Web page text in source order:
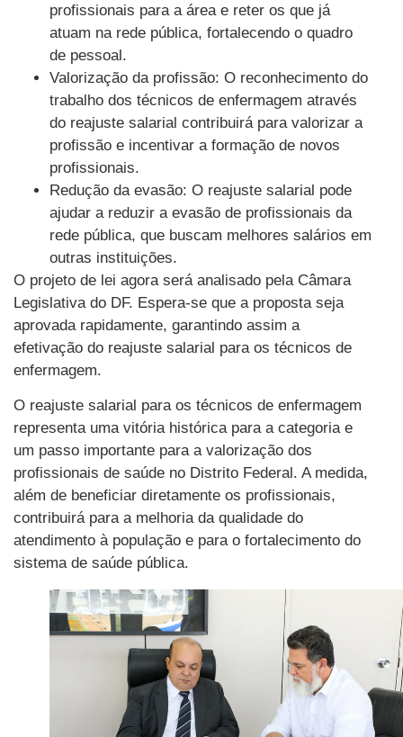
profissionais para a área e reter os que já
atuam na rede pública, fortalecendo o quadro
de pessoal.
Valorização da profissão: O reconhecimento do
trabalho dos técnicos de enfermagem através
do reajuste salarial contribuirá para valorizar a
profissão e incentivar a formação de novos
profissionais.
Redução da evasão: O reajuste salarial pode
ajudar a reduzir a evasão de profissionais da
rede pública, que buscam melhores salários em
outras instituições.
O projeto de lei agora será analisado pela Câmara
Legislativa do DF. Espera-se que a proposta seja
aprovada rapidamente, garantindo assim a
efetivação do reajuste salarial para os técnicos de
enfermagem.
O reajuste salarial para os técnicos de enfermagem
representa uma vitória histórica para a categoria e
um passo importante para a valorização dos
profissionais de saúde no Distrito Federal. A medida,
além de beneficiar diretamente os profissionais,
contribuirá para a melhoria da qualidade do
atendimento à população e para o fortalecimento do
sistema de saúde pública.